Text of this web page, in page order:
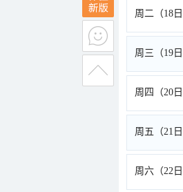
周二（18日
周三（19日
周四（20日
周五（21日
周六（22日